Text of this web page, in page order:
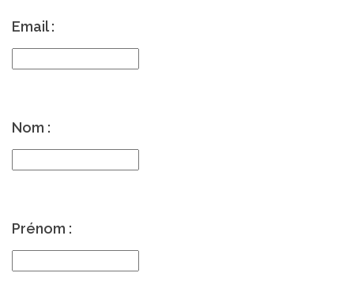
Email :
Nom :
Prénom :